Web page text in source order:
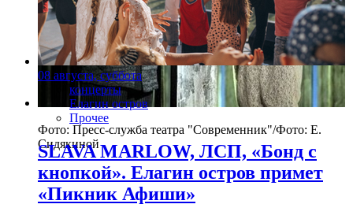
Фото: Пресс-служба театра "Современник"/Фото: Е.
Сидякиной
08 августа, суббота
концерты
Елагин остров
Прочее
SLAVA MARLOW, ЛСП, «Бонд с
кнопкой». Елагин остров примет
«Пикник Афиши»